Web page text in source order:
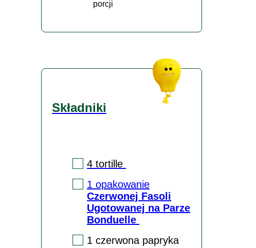
Składniki
4 tortille
1 opakowanie
Czerwonej Fasoli
Ugotowanej na Parze
Bonduelle
1 czerwona papryka